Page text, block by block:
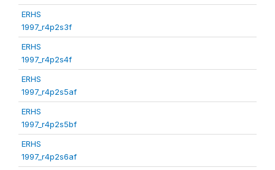
ERHS
1997_r4p2s3f
ERHS
1997_r4p2s4f
ERHS
1997_r4p2s5af
ERHS
1997_r4p2s5bf
ERHS
1997_r4p2s6af